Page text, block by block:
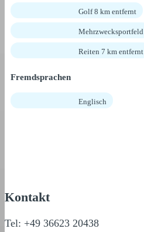
Golf 8 km entfernt
Mehrzwecksportfeld
Reiten 7 km entfernt
Fremdsprachen
Englisch
Kontakt
Tel: +49 36623 20438